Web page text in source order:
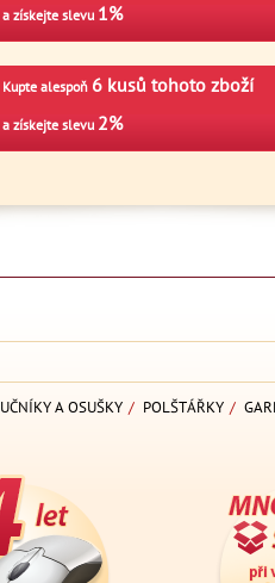
a získejte slevu 1%
Kupte alespoň 6 kusů tohoto zboží
a získejte slevu 2%
A OSUŠKY / POLŠTÁŘKY /